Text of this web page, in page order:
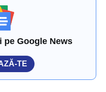
pe Google News
TE